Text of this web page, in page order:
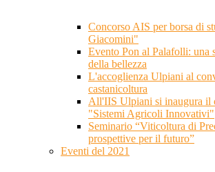
Concorso AIS per borsa di
Giacomini"
Evento Pon al Palafolli: una
della bellezza
L'accoglienza Ulpiani al
castanicoltura
All'IIS Ulpiani si inaugura il
"Sistemi Agricoli Innovativi"
Seminario “Viticoltura di
prospettive per il futuro”
Eventi del 2021